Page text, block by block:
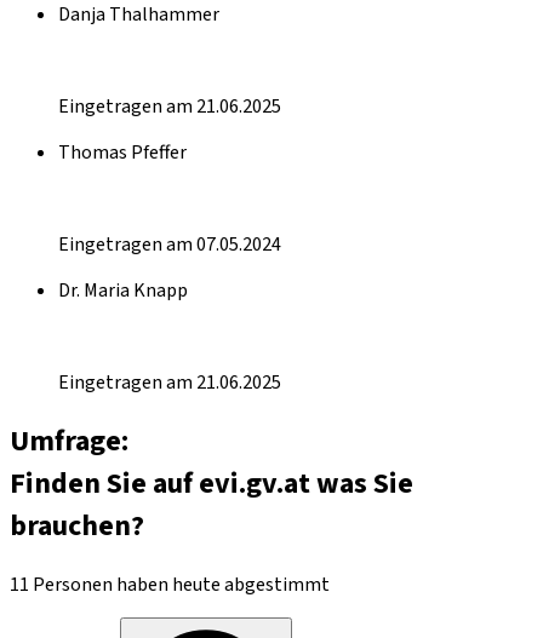
Danja Thalhammer
Eingetragen am 21.06.2025
Thomas Pfeffer
Eingetragen am 07.05.2024
Dr. Maria Knapp
Eingetragen am 21.06.2025
Umfrage:
Finden Sie auf evi.gv.at was Sie
brauchen?
11 Personen haben heute abgestimmt